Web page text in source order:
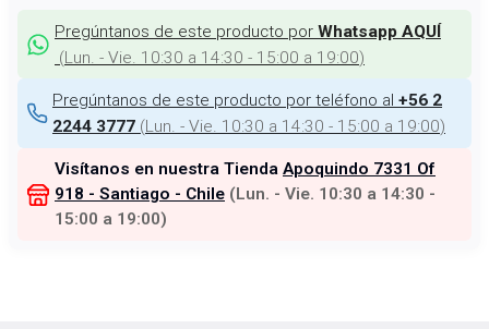
Pregúntanos de este producto por Whatsapp AQUÍ
(Lun. - Vie. 10:30 a 14:30 - 15:00 a 19:00)
Pregúntanos de este producto por teléfono al +56 2
2244 3777 (Lun. - Vie. 10:30 a 14:30 - 15:00 a 19:00)
Visítanos en nuestra Tienda Apoquindo 7331 Of
918 - Santiago - Chile (Lun. - Vie. 10:30 a 14:30 -
15:00 a 19:00)